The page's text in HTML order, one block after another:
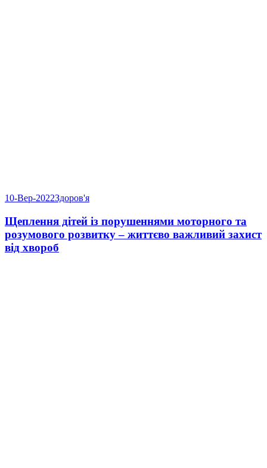
10-Вер-2022Здоров'я
Щеплення дітей із порушеннями моторного та
розумового розвитку – життєво важливий захист
від хвороб